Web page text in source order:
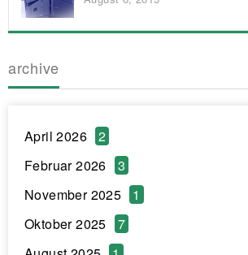
archive
April 2026
2
Februar 2026
3
November 2025
1
Oktober 2025
7